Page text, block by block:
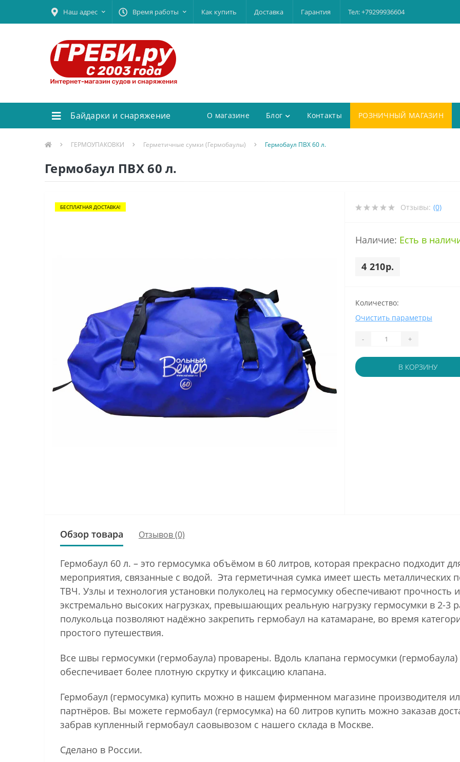
Наш адрес Время работы Как купить Доставка Гарантия Тел: +79299936604
Байдарки и снаряжение О магазине Блог Контакты РОЗНИЧНЫЙ МАГАЗИН
ГЕРМОУПАКОВКИ Герметичные сумки (Гермобаулы) Гермобаул ПВХ 60 л.
Гермобаул ПВХ 60 л.
БЕСПЛАТНАЯ ДОСТАВКА! Отзывы: (0)
Наличие: Есть в
4 210р.
Количество:
Очистить параметры
- +
В КОРЗИНУ
Обзор товара Отзывов (0)
Гермобаул 60 л. – это гермосумка объёмом в 60 литров, которая прекрасно подходит
мероприятия, связанные с водой. Эта герметичная сумка имеет шесть металлических
ТВЧ. Узлы и технология установки полуколец на гермосумку обеспечивают прочность
экстремально высоких нагрузках, превышающих реальную нагрузку гермосумки в 2-3
полукольца позволяют надёжно закрепить гермобаул на катамаране, во время
простого путешествия.
Все швы гермосумки (гермобаула) проварены. Вдоль клапана гермосумки
обеспечивает более плотную скрутку и фиксацию клапана.
Гермобаул (гермосумка) купить можно в нашем фирменном магазине производителя
партнёров. Вы можете гермобаул (гермосумка) на 60 литров купить можно заказав
забрав купленный гермобаул саовывозом с нашего склада в Москве.
Сделано в России.